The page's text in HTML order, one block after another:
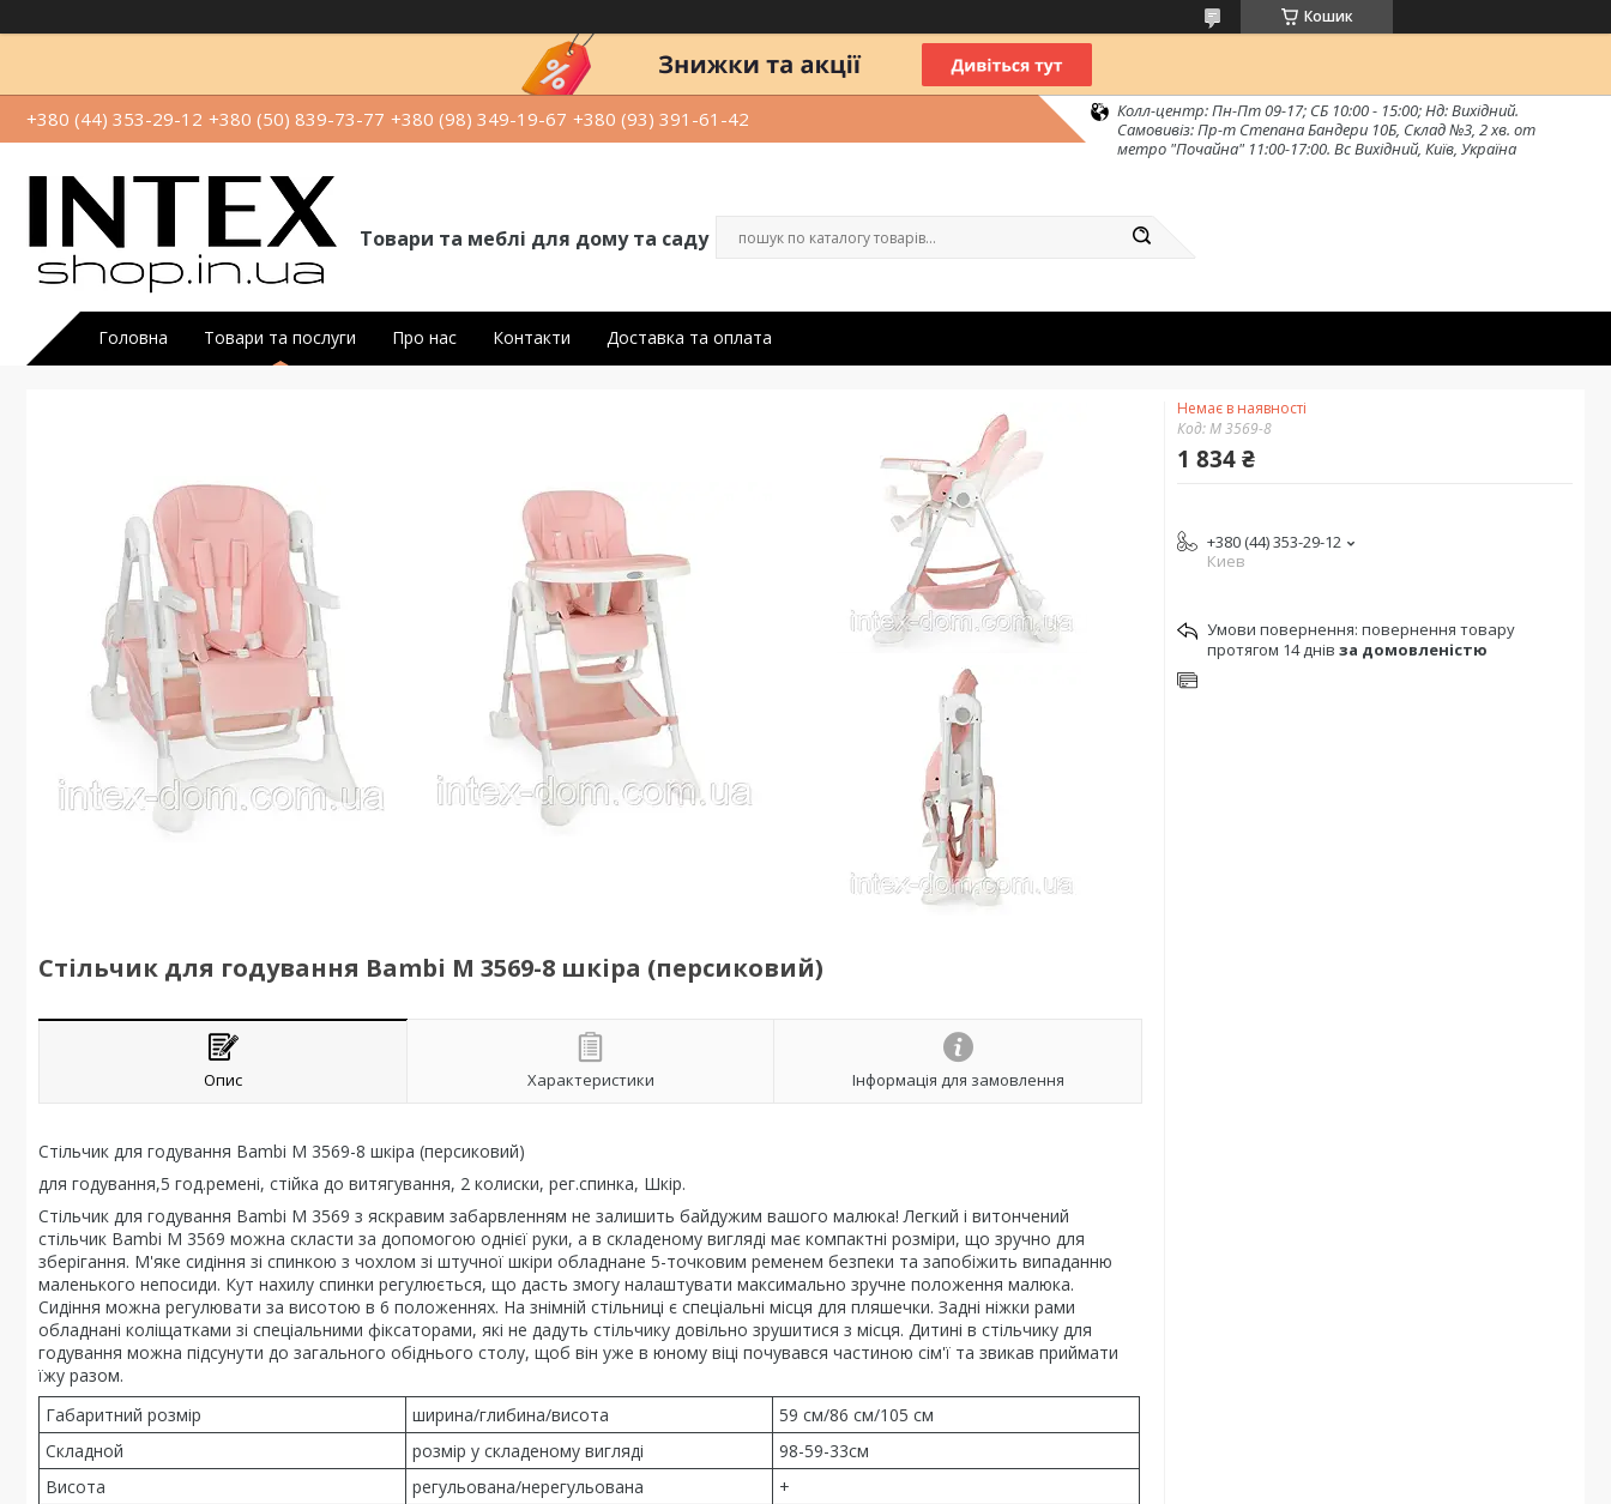
Кошик
+380 (44) 353-29-12 +380 (50) 839-73-77 +380 (98) 349-19-67 +380 (93) 391-61-42
Колл-центр: Пн-Пт 09-17; СБ 10:00 - 15:00; Нд: Вихідний.
Самовивіз: Пр-т Степана Бандери 10Б, Склад №3, 2 хв. от
метро "Почайна" 11:00-17:00. Вс Вихідний, Київ, Україна
Товари та меблі для дому та саду
Головна Товари та послуги Про нас Контакти Доставка та оплата
Стільчик для годування Bambi M 3569-8 шкіра (персиковий)
Опис Характеристики Інформація для замовлення
Стільчик для годування Bambi M 3569-8 шкіра (персиковий)
для годування,5 год.ремені, стійка до витягування, 2 колиски, рег.спинка, Шкір.
Стільчик для годування Bambi M 3569 з яскравим забарвленням не залишить байдужим вашого малюка! Легкий і витончений
стільчик Bambi M 3569 можна скласти за допомогою однієї руки, а в складеному вигляді має компактні розміри, що зручно для
зберігання. М'яке сидіння зі спинкою з чохлом зі штучної шкіри обладнане 5-точковим ременем безпеки та запобіжить випаданню
маленького непосиди. Кут нахилу спинки регулюється, що дасть змогу налаштувати максимально зручне положення малюка.
Сидіння можна регулювати за висотою в 6 положеннях. На знімній стільниці є спеціальні місця для пляшечки. Задні ніжки рами
обладнані коліщатками зі спеціальними фіксаторами, які не дадуть стільчику довільно зрушитися з місця. Дитині в стільчику для
годування можна підсунути до загального обіднього столу, щоб він уже в юному віці почувався частиною сім'ї та звикав приймати
їжу разом.
Габаритний розмір
ширина/глибина/висота
59 см/86 см/105 см
Складной
розмір у складеному вигляді
98-59-33см
Висота
регульована/нерегульована
+
Немає в наявності
Код:M 3569-8
1 834 ₴
+380 (44) 353-29-12
Киев
повернення товару
протягом 14 днів за домовленістю